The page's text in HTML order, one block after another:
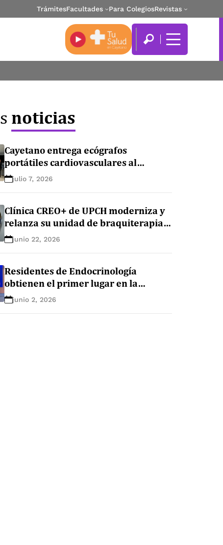
TrámitesFacultades Para ColegiosRevistas
noticias
Cayetano entrega ecógrafos
portátiles cardiovasculares al
Instituto Nacional Cardiovascular
julio 7, 2026
Clínica CREO+ de UPCH moderniza y
relanza su unidad de braquiterapia
como único centro de radiooncología
junio 22, 2026
Residentes de Endocrinología
obtienen el primer lugar en la
EndoLeague 2026
junio 2, 2026